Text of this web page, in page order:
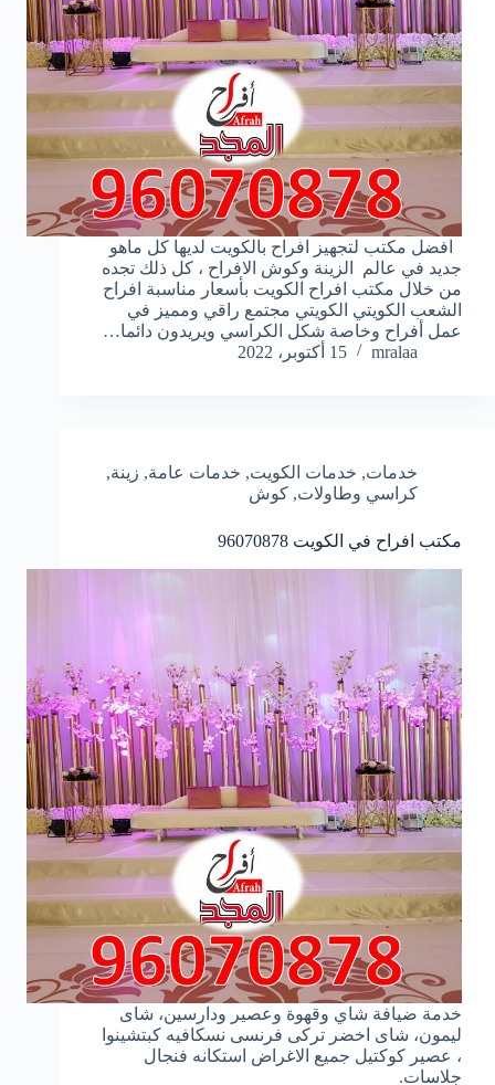
افضل مكتب لتجهيز افراح بالكويت لديها كل ماهو
جديد في عالم الزينة وكوش الافراح ، كل ذلك تجده
من خلال مكتب افراح الكويت بأسعار مناسبة افراح
الشعب الكويتي ‏الكويتي مجتمع راقي ومميز في
عمل أفراح وخاصة شكل الكراسي ويريدون دائما…
mralaa
15 أكتوبر، 2022
خدمات, خدمات الكويت, خدمات عامة, زينة,
كراسي وطاولات, كوش
مكتب افراح في الكويت 96070878
خدمة ضيافة شاي وقهوة وعصير ودارسين، شاى
ليمون، شاى اخضر تركى فرنسى نسكافيه كبتشينوا
، عصير كوكتيل جميع الاغراض استكانه فنجال
جلاسات.